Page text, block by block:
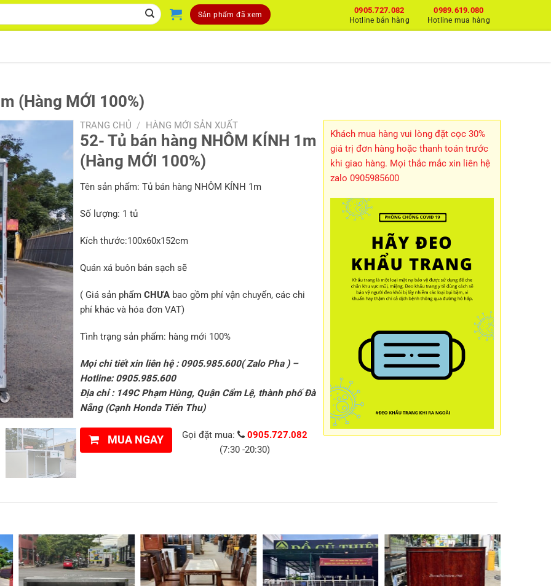
Sản phẩm đã xem 0989.619.080
Hotline mua hàng
0905.727.082
Hotline bán hàng
(Hàng MỚI 100%)
TRANG CHỦ / HÀNG MỚI SẢN XUẤT
52- Tủ bán hàng NHÔM KÍNH 1m
(Hàng MỚI 100%)
Tên sản phẩm: Tủ bán hàng NHÔM KÍNH 1m
Số lượng: 1 tủ
Kích thước:100x60x152cm
Quán xá buôn bán sạch sẽ
( Giá sản phẩm CHƯAbao gồm phí vận chuyển, các chi
phí khác và hóa đơn VAT)
Tình trạng sản phẩm: hàng mới 100%
Mọi chi tiết xin liên hệ : 0905.985.600( Zalo Pha ) –
Hotline: 0905.985.600
Địa chỉ : 149C Phạm Hùng, Quận Cẩm Lệ, thành phố Đà
Nẵng (Cạnh Honda Tiến Thu)
MUA NGAY Gọi đặt mua:
0905.727.082
(7:30 -20:30)
Khách mua hàng vui lòng đặt cọc 30%
giá trị đơn hàng hoặc thanh toán trước
khi giao hàng. Mọi thắc mắc xin liên hệ
zalo 0905985600